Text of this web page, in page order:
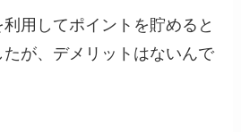
利用してポイントを貯めると
が、デメリットはないんで